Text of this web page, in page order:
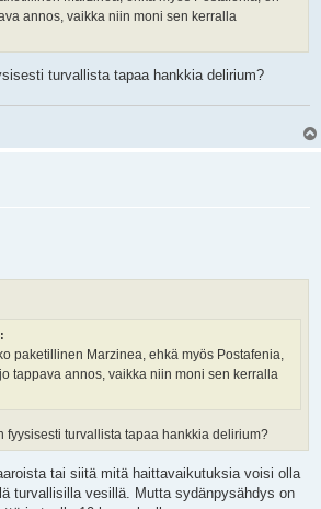
annos, vaikka niin moni sen kerralla
turvallista tapaa hankkia delirium?
paketillinen Marzinea, ehkä myös Postafenia,
tappava annos, vaikka niin moni sen kerralla
fyysisesti turvallista tapaa hankkia delirium?
tai siitä mitä haittavaikutuksia voisi olla
turvallisilla vesillä. Mutta sydänpysähdys on